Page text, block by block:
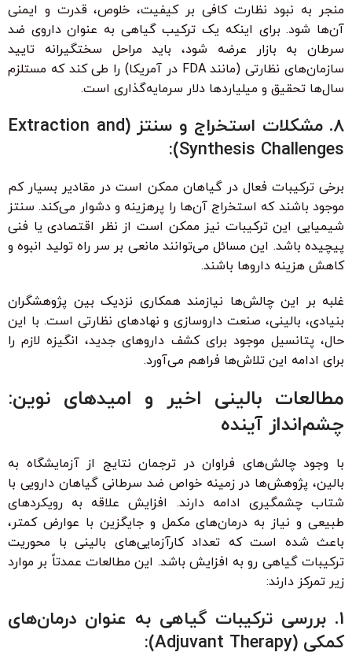
منجر به نبود نظارت کافی بر کیفیت، خلوص، قدرت و ایمنی
آن‌ها شود. برای اینکه یک ترکیب گیاهی به عنوان داروی ضد
سرطان به بازار عرضه شود، باید مراحل سختگیرانه تایید
سازمان‌های نظارتی (مانند FDA در آمریکا) را طی کند که مستلزم
سال‌ها تحقیق و میلیاردها دلار سرمایه‌گذاری است.
8. مشکلات استخراج و سنتز (Extraction and
Synthesis Challenges):
برخی ترکیبات فعال در گیاهان ممکن است در مقادیر بسیار کم
موجود باشند که استخراج آن‌ها را پرهزینه و دشوار می‌کند. سنتز
شیمیایی این ترکیبات نیز ممکن است از نظر اقتصادی یا فنی
پیچیده باشد. این مسائل می‌توانند مانعی بر سر راه تولید انبوه و
کاهش هزینه داروها باشند.
غلبه بر این چالش‌ها نیازمند همکاری نزدیک بین پژوهشگران
بنیادی، بالینی، صنعت داروسازی و نهادهای نظارتی است. با این
حال، پتانسیل موجود برای کشف داروهای جدید، انگیزه لازم را
برای ادامه این تلاش‌ها فراهم می‌آورد.
مطالعات بالینی اخیر و امیدهای نوین:
چشم‌انداز آینده
با وجود چالش‌های فراوان در ترجمان نتایج از آزمایشگاه به
بالین، پژوهش‌ها در زمینه خواص ضد سرطانی گیاهان دارویی با
شتاب چشمگیری ادامه دارند. افزایش علاقه به رویکردهای
طبیعی و نیاز به درمان‌های مکمل و جایگزین با عوارض کمتر،
باعث شده است که تعداد کارآزمایی‌های بالینی با محوریت
ترکیبات گیاهی رو به افزایش باشد. این مطالعات عمدتاً بر موارد
زیر تمرکز دارند:
1. بررسی ترکیبات گیاهی به عنوان درمان‌های
کمکی (Adjuvant Therapy):